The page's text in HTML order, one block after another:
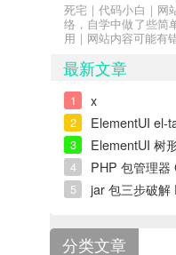
死宅｜代码小白｜网
络，自学中做了些简
用｜网站内容可能有
最新文章
1 x
2 ElementUI el-
3 ElementUI 树形
4 PHP 包管理
5 jar 包三步破解
分类文章